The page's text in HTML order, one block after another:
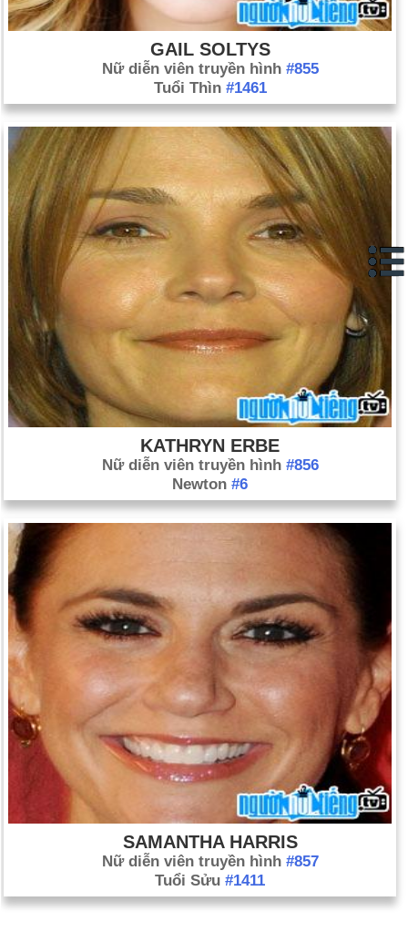
GAIL SOLTYS
Nữ diễn viên truyền hình #855
Tuổi Thìn #1461
KATHRYN ERBE
Nữ diễn viên truyền hình #856
Newton #6
SAMANTHA HARRIS
Nữ diễn viên truyền hình #857
Tuổi Sửu #1411